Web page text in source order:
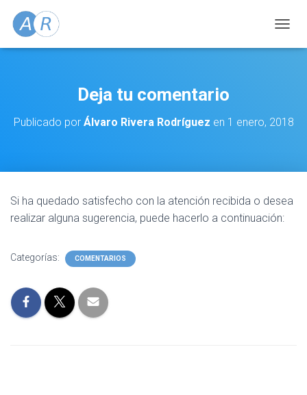
A
M
N
A
Deja tu comentario
Publicado por Álvaro Rivera Rodríguez en 1 enero, 2018
Si ha quedado satisfecho con la atención recibida o desea
realizar alguna sugerencia, puede hacerlo a continuación:
Categorías: COMENTARIOS